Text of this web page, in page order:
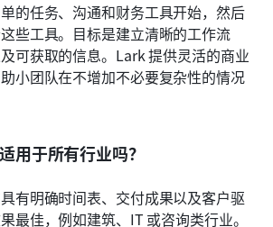
的任务、沟通和财务工具开始，然后
些工具。目标是建立清晰的工作流
可获取的信息。Lark 提供灵活的商业
小团队在不增加不必要复杂性的情况
用于所有行业吗？
有明确时间表、交付成果以及客户驱
最佳，例如建筑、IT 或咨询类行业。